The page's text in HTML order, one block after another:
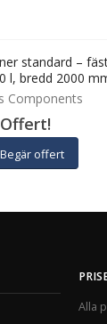
standard –
l, bredd 2000
Components
Offert!
Begär offert
Alla